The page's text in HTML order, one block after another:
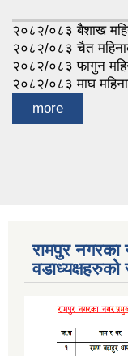
२०८२/०८३ बैशाख
२०८२/०८३ चैत
२०८२/०८३ फागुन
२०८२/०८३ माघ
more
रामपुर
वडाध्यक्षहरुको